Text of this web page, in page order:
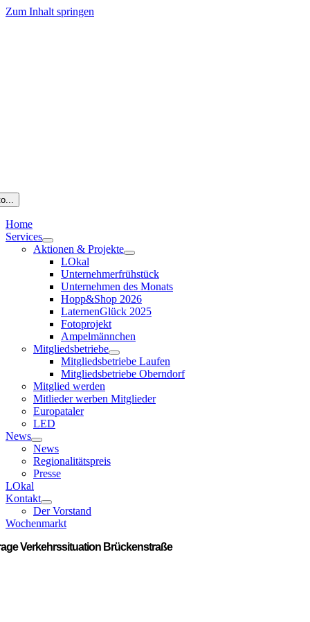
Zum Inhalt springen
Home
Services
Aktionen & Projekte
LOkal
Unternehmerfrühstück
Unternehmen des Monats
Hopp&Shop 2026
LaternenGlück 2025
Fotoprojekt
Ampelmännchen
Mitgliedsbetriebe
Mitgliedsbetriebe Laufen
Mitgliedsbetriebe Oberndorf
Mitglied werden
Mitlieder werben Mitglieder
Europataler
LED
News
News
Regionalitätspreis
Presse
LOkal
Kontakt
Der Vorstand
Wochenmarkt
Verkehrssituation Brückenstraße